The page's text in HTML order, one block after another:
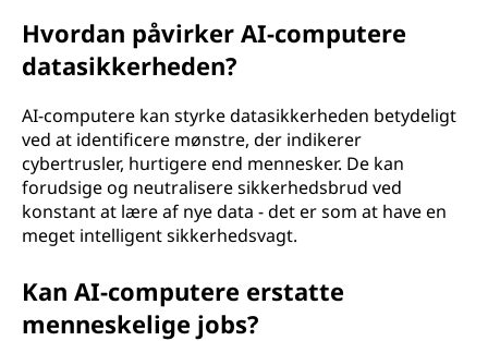
Hvordan påvirker AI-computere
datasikkerheden?
AI-computere kan styrke datasikkerheden betydeligt
ved at identificere mønstre, der indikerer
cybertrusler, hurtigere end mennesker. De kan
forudsige og neutralisere sikkerhedsbrud ved
konstant at lære af nye data - det er som at have en
meget intelligent sikkerhedsvagt.
Kan AI-computere erstatte
menneskelige jobs?